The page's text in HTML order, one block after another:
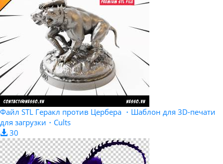
Файл STL Геракл против Цербера ・Шаблон для 3D-печати
для загрузки・Cults
30